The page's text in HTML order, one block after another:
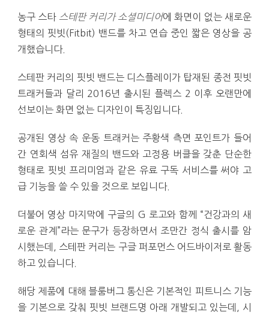
농구 스타 스테판 커리가 소셜미디어에 화면이 없는 새로운
형태의 핏빗(Fitbit) 밴드를 차고 연습 중인 짧은 영상을 공
개했습니다.
스테판 커리의 핏빗 밴드는 디스플레이가 탑재된 종전 핏빗
트래커들과 달리 2016년 출시된 플렉스 2 이후 오랜만에
선보이는 화면 없는 디자인이 특징입니다.
공개된 영상 속 운동 트래커는 주황색 측면 포인트가 들어
간 연회색 섬유 재질의 밴드와 고정용 버클을 갖춘 단순한
형태로 핏빗 프리미엄과 같은 유료 구독 서비스를 써야 고
급 기능을 쓸 수 있을 것으로 보입니다.
더불어 영상 마지막에 구글의 G 로고와 함께 “건강과의 새
로운 관계”라는 문구가 등장하면서 조만간 정식 출시를 암
시했는데, 스테판 커리는 구글 퍼포먼스 어드바이저로 활동
하고 있습니다.
해당 제품에 대해 블룸버그 통신은 기본적인 피트니스 기능
을 기본으로 갖춰 핏빗 브랜드명 아래 개발되고 있는데, 시